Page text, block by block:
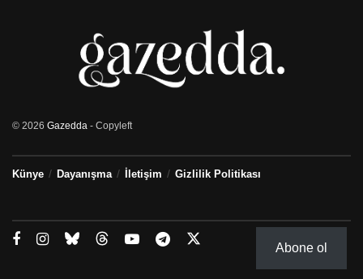
© 2026 Gazedda - Copyleft
Künye Dayanışma İletişim Gizlilik Politikası
Abone ol